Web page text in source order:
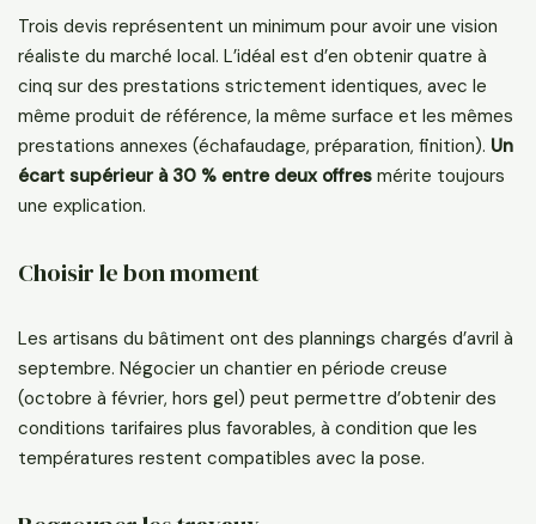
Trois devis représentent un minimum pour avoir une vision
réaliste du marché local. L’idéal est d’en obtenir quatre à
cinq sur des prestations strictement identiques, avec le
même produit de référence, la même surface et les mêmes
prestations annexes (échafaudage, préparation, finition). Un
écart supérieur à 30 % entre deux offres mérite toujours
une explication.
Choisir le bon moment
Les artisans du bâtiment ont des plannings chargés d’avril à
septembre. Négocier un chantier en période creuse
(octobre à février, hors gel) peut permettre d’obtenir des
conditions tarifaires plus favorables, à condition que les
températures restent compatibles avec la pose.